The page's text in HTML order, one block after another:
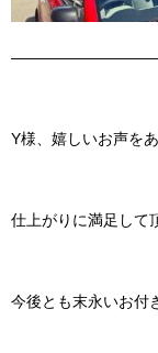
Y様、嬉しいお声を
仕上がりに満足して
今後とも末永いお付